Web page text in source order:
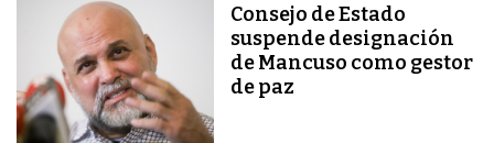
Consejo de Estado
suspende designación
de Mancuso como gestor
de paz